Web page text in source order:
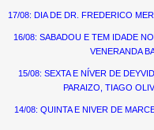
17/08: DIA DE DR. FREDERICO
16/08: SABADOU E TEM IDADE
VENERANDA
15/08: SEXTA E NÍVER DE
PARAIZO, TIAGO
14/08: QUINTA E NIVER DE